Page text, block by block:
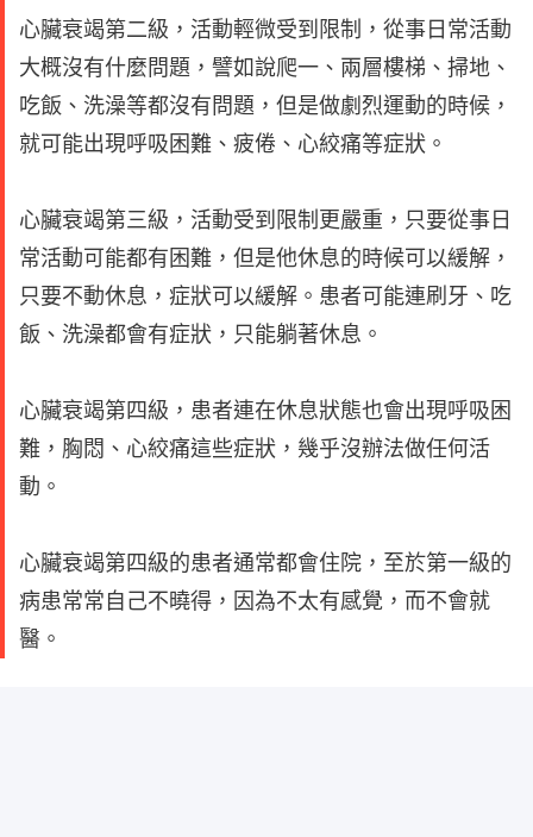
心臟衰竭第二級，活動輕微受到限制，從事日常活動
大概沒有什麼問題，譬如說爬一、兩層樓梯、掃地、
吃飯、洗澡等都沒有問題，但是做劇烈運動的時候，
就可能出現呼吸困難、疲倦、心絞痛等症狀。
心臟衰竭第三級，活動受到限制更嚴重，只要從事日
常活動可能都有困難，但是他休息的時候可以緩解，
只要不動休息，症狀可以緩解。患者可能連刷牙、吃
飯、洗澡都會有症狀，只能躺著休息。
心臟衰竭第四級，患者連在休息狀態也會出現呼吸困
難，胸悶、心絞痛這些症狀，幾乎沒辦法做任何活
動。
心臟衰竭第四級的患者通常都會住院，至於第一級的
病患常常自己不曉得，因為不太有感覺，而不會就
醫。